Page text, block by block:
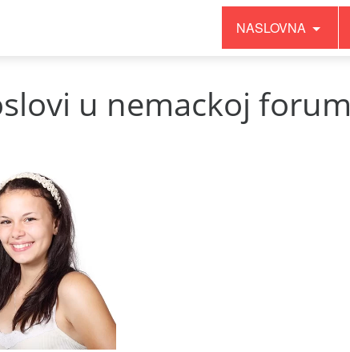
NASLOVNA
u nemackoj forum